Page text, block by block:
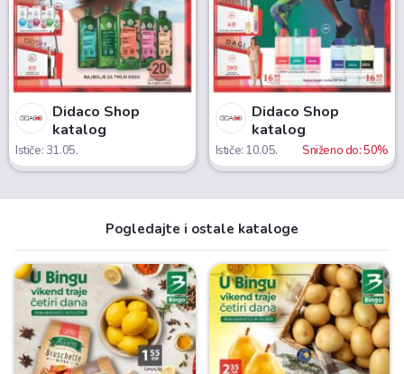
Didaco Shop
katalog
Ističe: 31.05.
Didaco Shop
katalog
Ističe: 10.05. Sniženo do: 50%
Pogledajte i ostale kataloge